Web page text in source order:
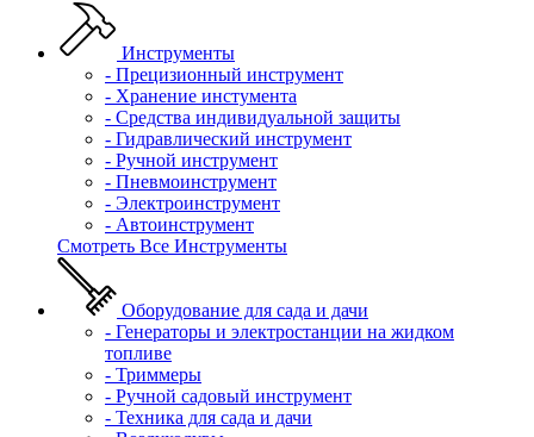
Инструменты
- Прецизионный инструмент
- Хранение инстумента
- Средства индивидуальной защиты
- Гидравлический инструмент
- Ручной инструмент
- Пневмоинструмент
- Электроинструмент
- Автоинструмент
Смотреть Все Инструменты
Оборудование для сада и дачи
- Генераторы и электростанции на жидком
топливе
- Триммеры
- Ручной садовый инструмент
- Техника для сада и дачи